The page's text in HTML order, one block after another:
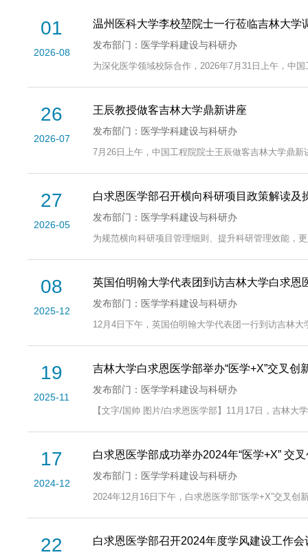
01
2026-08
温州医科大学李校堃院士一行莅临吉林大学
发布部门：医学学科建设与科研办
为深化医学领域校际合作，2026年7月31日上午，中
26
2026-07
王辰教授做客吉林大学鼎新讲座
发布部门：医学学科建设与科研办
7月26日上午，中国工程院院士王辰做客吉林大学鼎
27
2026-05
白求恩医学部召开横向科研项目政策解读及
发布部门：医学学科建设与科研办
为规范横向科研项目管理细则、提升科研管理效能，
08
2025-12
英国伯明翰大学代表团到访吉林大学白求恩
发布部门：医学学科建设与科研办
12月4日下午，英国伯明翰大学代表团一行到访吉林
19
2025-11
吉林大学白求恩医学部举办“医学+X”交叉创
发布部门：医学学科建设与科研办
【文字/国帅 图片/白求恩医学部】11月17日，吉林
17
2024-12
白求恩医学部成功举办2024年“医学+X” 交
发布部门：医学学科建设与科研办
2024年12月16日下午，白求恩医学部“医学+X”交叉
22 白求恩医学部召开2024年度学风建设工作会